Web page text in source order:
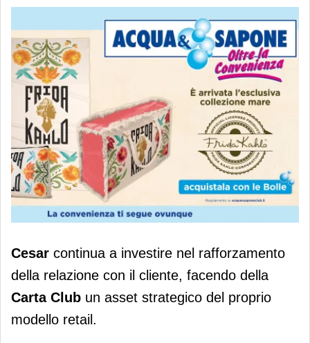
Cesar rafforza il programma loyalty
Cesar continua a investire nel rafforzamento
della relazione con il cliente, facendo della
Carta Club un asset strategico del proprio
modello retail.